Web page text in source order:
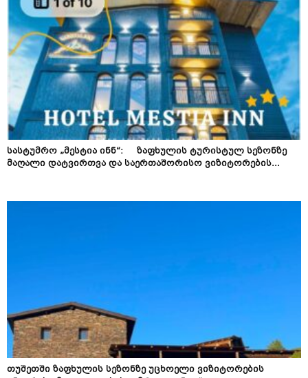
სასტუმრო „მესტია ინნ“: ზაფხულის ტურისტულ სეზონზე
მაღალი დატვირთვა და საერთაშორისო ვიზიტორების...
თუშეთში ზაფხულის სეზონზე უცხოელი ვიზიტორების